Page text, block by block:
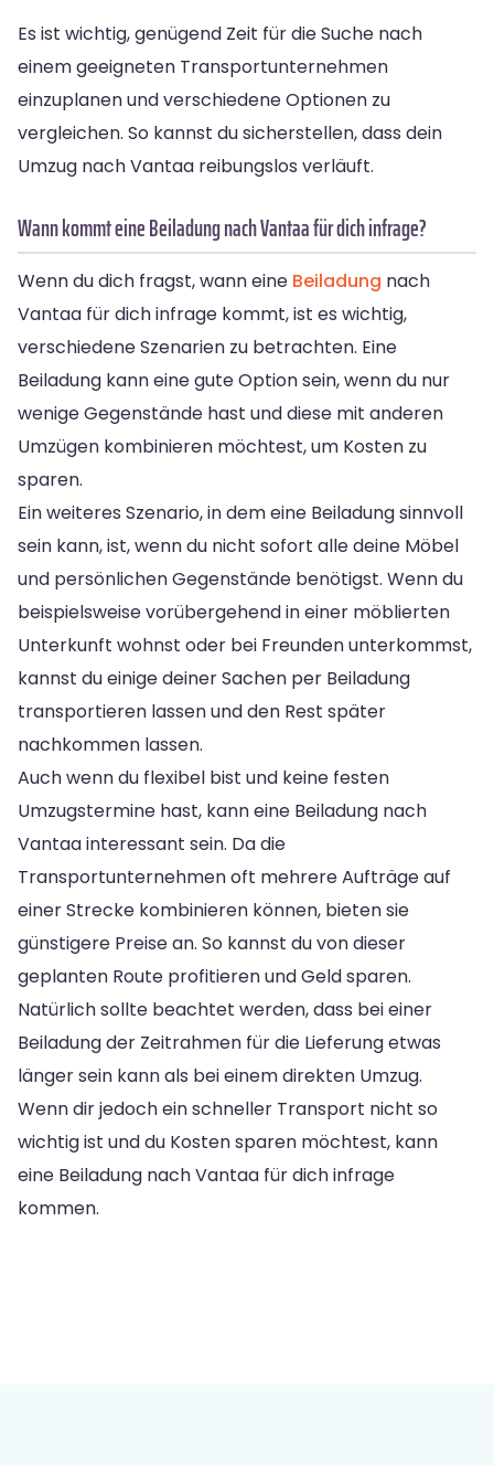
Es ist wichtig, genügend Zeit für die Suche nach
einem geeigneten Transportunternehmen
einzuplanen und verschiedene Optionen zu
vergleichen. So kannst du sicherstellen, dass dein
Umzug nach Vantaa reibungslos verläuft.
Wann kommt eine Beiladung nach Vantaa für dich infrage?
Wenn du dich fragst, wann eine Beiladung nach
Vantaa für dich infrage kommt, ist es wichtig,
verschiedene Szenarien zu betrachten. Eine
Beiladung kann eine gute Option sein, wenn du nur
wenige Gegenstände hast und diese mit anderen
Umzügen kombinieren möchtest, um Kosten zu
sparen.
Ein weiteres Szenario, in dem eine Beiladung sinnvoll
sein kann, ist, wenn du nicht sofort alle deine Möbel
und persönlichen Gegenstände benötigst. Wenn du
beispielsweise vorübergehend in einer möblierten
Unterkunft wohnst oder bei Freunden unterkommst,
kannst du einige deiner Sachen per Beiladung
transportieren lassen und den Rest später
nachkommen lassen.
Auch wenn du flexibel bist und keine festen
Umzugstermine hast, kann eine Beiladung nach
Vantaa interessant sein. Da die
Transportunternehmen oft mehrere Aufträge auf
einer Strecke kombinieren können, bieten sie
günstigere Preise an. So kannst du von dieser
geplanten Route profitieren und Geld sparen.
Natürlich sollte beachtet werden, dass bei einer
Beiladung der Zeitrahmen für die Lieferung etwas
länger sein kann als bei einem direkten Umzug.
Wenn dir jedoch ein schneller Transport nicht so
wichtig ist und du Kosten sparen möchtest, kann
eine Beiladung nach Vantaa für dich infrage
kommen.